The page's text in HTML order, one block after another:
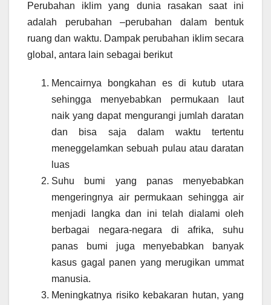
Perubahan iklim yang dunia rasakan saat ini
adalah perubahan –perubahan dalam bentuk
ruang dan waktu. Dampak perubahan iklim secara
global, antara lain sebagai berikut
Mencairnya bongkahan es di kutub utara
sehingga menyebabkan permukaan laut
naik yang dapat mengurangi jumlah daratan
dan bisa saja dalam waktu tertentu
meneggelamkan sebuah pulau atau daratan
luas
Suhu bumi yang panas menyebabkan
mengeringnya air permukaan sehingga air
menjadi langka dan ini telah dialami oleh
berbagai negara-negara di afrika, suhu
panas bumi juga menyebabkan banyak
kasus gagal panen yang merugikan ummat
manusia.
Meningkatnya risiko kebakaran hutan, yang